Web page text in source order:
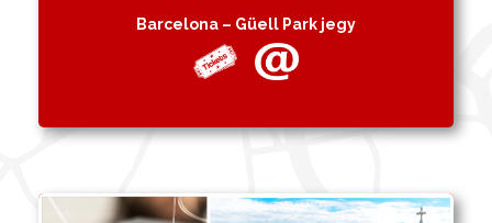
Barcelona – Güell Park jegy